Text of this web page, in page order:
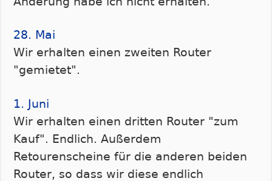
28. Mai
Wir erhalten einen zweiten Router
"gemietet".
1. Juni
Wir erhalten einen dritten Router "zum
Kauf". Endlich. Außerdem
Retourenscheine für die anderen beiden
Router, so dass wir diese endlich